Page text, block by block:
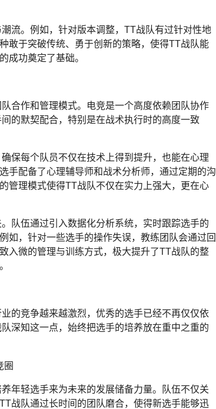
流。例如，针对版本调整，TT战队有过针对性地
敢于突破传统、勇于创新的策略，使得TT战队能
成功奠定了基础。
合作和管理模式。电竞是一个高度依赖团队协作
的默契配合，特别是在战术执行时的高度一致
保每个队员不仅在技术上得到提升，也能在心理
手配备了心理辅导师和战术分析师，通过定期的沟
管理模式使得TT战队不仅在实力上强大，更在心
队伍通过引入数据化分析系统，实时跟踪选手的
如，针对一些选手的操作失误，教练团队会通过回
入微的管理与训练方式，极大提升了TT战队的整
的竞争越来越激烈，优秀的选手已经不再仅仅依
深知这一点，始终把选手的培养放在重中之重的
年轻选手来为未来的发展储备力量。队伍不仅关
战队通过长时间的团队磨合，使得新选手能够迅